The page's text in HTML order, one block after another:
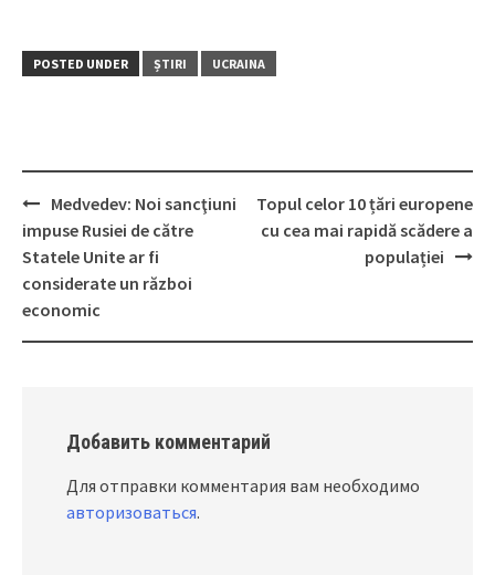
POSTED UNDER ȘTIRI UCRAINA
Post
navigation
Medvedev: Noi sancţiuni
impuse Rusiei de către
Statele Unite ar fi
considerate un război
economic
Topul celor 10 țări europene
cu cea mai rapidă scădere a
populației
Добавить комментарий
Для отправки комментария вам необходимо
авторизоваться.